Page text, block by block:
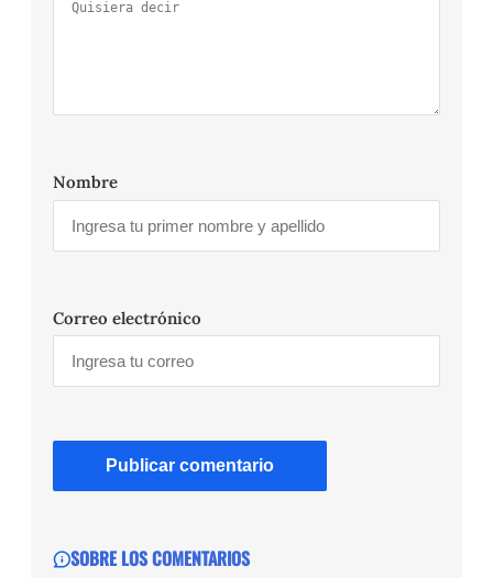
Nombre
Correo electrónico
SOBRE LOS COMENTARIOS